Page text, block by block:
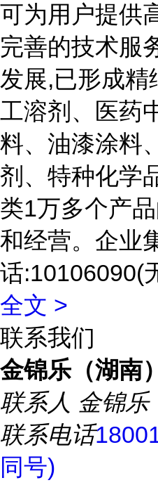
可为用户提供
完善的技术服
发展,已形成精
工溶剂、医药
料、油漆涂料
剂、特种化学
类1万多个产
和经营。企业
话:10106090(
全文 >
联系我们
金锦乐（湖南
联系人 金锦乐
联系电话
同号)